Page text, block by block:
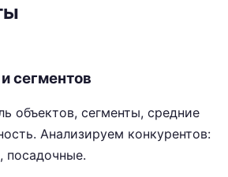
сегментов
объектов, сегменты, средние
Анализируем конкурентов:
посадочные.